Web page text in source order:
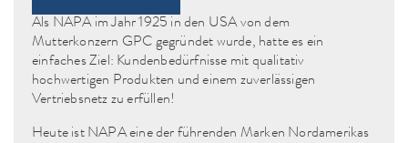
Als NAPA im Jahr 1925 in den USA von dem
Mutterkonzern GPC gegründet wurde, hatte es ein
einfaches Ziel: Kundenbedürfnisse mit qualitativ
hochwertigen Produkten und einem zuverlässigen
Vertriebsnetz zu erfüllen!
Heute ist NAPA eine der führenden Marken Nordamerikas